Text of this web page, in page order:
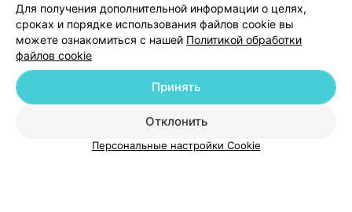
Добавить компанию
Для получения дополнительной информации о целях,
сроках и порядке использования файлов cookie вы
можете ознакомиться с нашей Политикой обработки
файлов cookie
Отклонить
Принять
Персональные настройки Cookie